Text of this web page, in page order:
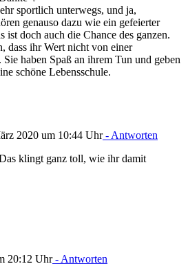
sportlich unterwegs, und ja,
genauso dazu wie ein gefeierter
ist doch auch die Chance des ganzen.
dass ihr Wert nicht von einer
haben Spaß an ihrem Tun und geben
schöne Lebensschule.
2020 um 10:44 Uhr- Antworten
klingt ganz toll, wie ihr damit
20:12 Uhr- Antworten